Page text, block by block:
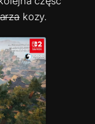
kozy.